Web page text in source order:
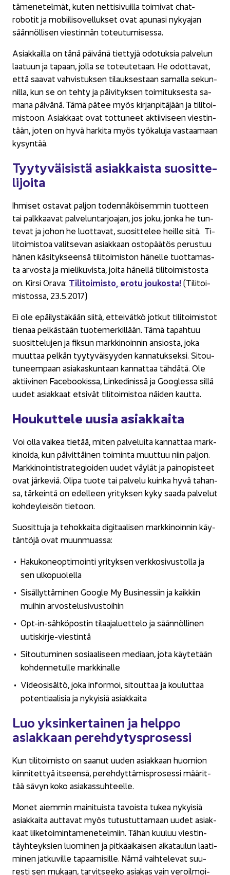
tä­me­ne­tel­mät, kuten net­ti­si­vuil­la toi­mi­vat chat-​
robotit ja mo­bii­li­so­vel­luk­set ovat apu­na­si ny­ky­ajan
sään­nöl­li­sen vies­tin­nän to­teu­tu­mi­ses­sa.
Asiak­kail­la on tänä päi­vä­nä tiet­ty­jä odo­tuk­sia pal­ve­lun
laa­tuun ja ta­paan, jolla se to­teu­te­taan. He odot­ta­vat,
että saa­vat vah­vis­tuk­sen ti­lauk­ses­taan sa­mal­la se­kun­
nil­la, kun se on tehty ja päi­vi­tyk­sen toi­mi­tuk­ses­ta sa­
ma­na päi­vä­nä. Tämä pätee myös kir­jan­pi­tä­jään ja ti­li­toi­
mis­toon. Asiak­kaat ovat tot­tu­neet ak­tii­vi­seen vies­tin­
tään, joten on hyvä har­ki­ta myös työ­ka­lu­ja vas­taa­maan
ky­syn­tää.
Tyy­ty­väi­sis­tä asiak­kais­ta suo­sit­te­
li­joi­ta
Ih­mi­set os­ta­vat pal­jon to­den­nä­köi­sem­min tuot­teen
tai palk­kaa­vat pal­ve­lun­tar­joa­jan, jos joku, jonka he tun­
te­vat ja johon he luot­ta­vat, suo­sit­te­lee heil­le sitä. Ti­
li­toi­mis­toa va­lit­se­van asiak­kaan os­to­pää­tös pe­rus­tuu
hänen kä­si­tyk­seen­sä ti­li­toi­mis­ton hä­nel­le tuot­ta­mas­
ta ar­vos­ta ja mie­li­ku­vis­ta, joita hä­nel­lä ti­li­toi­mis­tos­ta
on. Kirsi Orava: Ti­li­toi­mis­to, erotu jou­kos­ta!(Ti­li­toi­
mis­tos­sa, 23.5.2017)
Ei ole epäi­lys­tä­kään siitä, et­tei­vät­kö jot­kut ti­li­toi­mis­tot
tie­naa pel­käs­tään tuo­te­mer­kil­lään. Tämä ta­pah­tuu
suo­sit­te­lu­jen ja fik­sun mark­ki­noin­nin an­sios­ta, joka
muut­taa pel­kän tyy­ty­väi­syy­den kan­na­tuk­sek­si. Si­tou­
tu­neem­paan asia­kas­kun­taan kan­nat­taa täh­dä­tä. Ole
ak­tii­vi­nen Face­boo­kis­sa, Lin­ke­di­nis­sä ja Googles­sa sillä
uudet asiak­kaat et­si­vät ti­li­toi­mis­toa näi­den kaut­ta.
Hou­kut­te­le uusia asiak­kai­ta
Voi olla vai­kea tie­tää, miten pal­ve­lui­ta kan­nat­taa mark­
ki­noi­da, kun päi­vit­täi­nen toi­min­ta muut­tuu niin pal­jon.
Mark­ki­noin­ti­stra­te­gioi­den uudet väy­lät ja pain­opis­teet
ovat jär­ke­viä. Olipa tuote tai pal­ve­lu kuin­ka hyvä ta­han­
sa, tär­kein­tä on edel­leen yri­tyk­sen kyky saada pal­ve­lut
koh­dey­lei­sön tie­toon.
Suo­sit­tu­ja ja te­hok­kai­ta di­gi­taa­li­sen mark­ki­noin­nin käy­
tän­tö­jä ovat muun­muas­sa:
Ha­ku­ko­neop­ti­moin­ti yri­tyk­sen verk­ko­si­vus­tol­la ja
sen ul­ko­puo­lel­la
Si­säl­lyt­tä­mi­nen Google My Busi­nes­siin ja kaik­kiin
mui­hin ar­vos­te­lusi­vus­toi­hin
Opt-​in-sähköpostin ti­laa­ja­luet­te­lo ja sään­nöl­li­nen
uutiskirje-​viestintä
Si­tou­tu­mi­nen so­si­aa­li­seen me­di­aan, jota käy­te­tään
koh­den­ne­tul­le mark­ki­nal­le
Vi­deo­si­säl­tö, joka in­for­moi, si­tout­taa ja kou­lut­taa
po­ten­ti­aa­li­sia ja ny­kyi­siä asiak­kai­ta
Luo yk­sin­ker­tai­nen ja help­po
asiak­kaan pe­reh­dy­tys­pro­ses­si
Kun ti­li­toi­mis­to on saa­nut uuden asiak­kaan huo­mion
kiin­ni­tet­tyä it­seen­sä, pe­reh­dyt­tä­mis­pro­ses­si mää­rit­
tää sävyn koko asia­kas­suh­teel­le.
Monet ai­em­min mai­ni­tuis­ta ta­vois­ta tukea ny­kyi­siä
asiak­kai­ta aut­ta­vat myös tu­tus­tut­ta­maan uudet asiak­
kaat lii­ke­toi­min­ta­me­ne­tel­miin. Tähän kuu­luu vies­tin­
täyh­teyk­sien luo­mi­nen ja pit­kä­ai­kai­sen ai­ka­tau­lun laa­ti­
mi­nen jat­ku­vil­le ta­paa­mi­sil­le. Nämä vaih­te­le­vat suu­
res­ti sen mu­kaan, tar­vit­see­ko asia­kas vain ve­roil­moi­